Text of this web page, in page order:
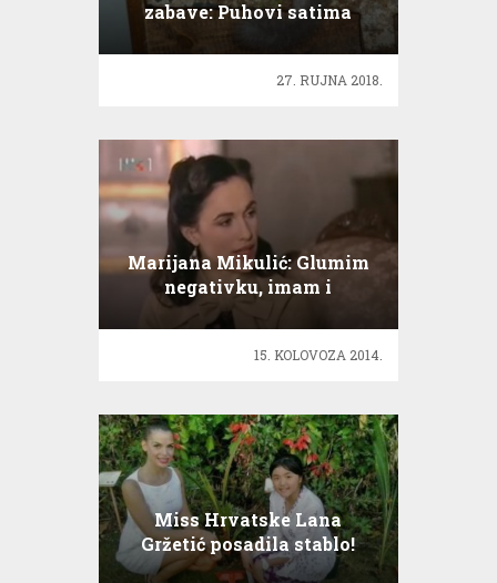
zabave: Puhovi satima
umiru u klopkama
27. RUJNA 2018.
Marijana Mikulić: Glumim
negativku, imam i
ljubavnika!
15. KOLOVOZA 2014.
Miss Hrvatske Lana
Gržetić posadila stablo!